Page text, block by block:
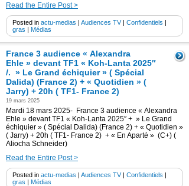
Read the Entire Post >
Posted in actu-medias | Audiences TV| Confidentiels |
gras | Médias
France 3 audience « Alexandra
Ehle » devant TF1 « Koh-Lanta 2025″
/. » Le Grand échiquier » ( Spécial
Dalida) (France 2) + « Quotidien » (
Jarry) + 20h ( TF1- France 2)
19 mars 2025
Mardi 18 mars 2025- France 3 audience « Alexandra
Ehle » devant TF1 « Koh-Lanta 2025″ + » Le Grand
échiquier » ( Spécial Dalida) (France 2) + « Quotidien »
( Jarry) + 20h ( TF1- France 2) + « En Aparté » (C+) (
Aliocha Schneider)
Read the Entire Post >
Posted in actu-medias | Audiences TV| Confidentiels |
gras | Médias